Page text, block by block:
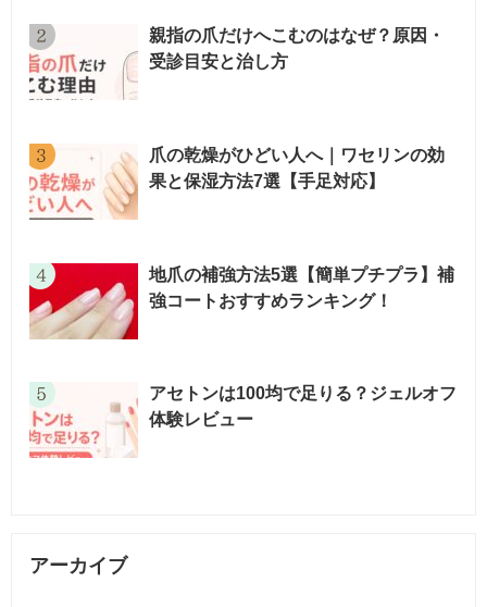
親指の爪だけへこむのはなぜ？原因・
受診目安と治し方
爪の乾燥がひどい人へ｜ワセリンの効
果と保湿方法7選【手足対応】
地爪の補強方法5選【簡単プチプラ】補
強コートおすすめランキング！
アセトンは100均で足りる？ジェルオフ
体験レビュー
アーカイブ